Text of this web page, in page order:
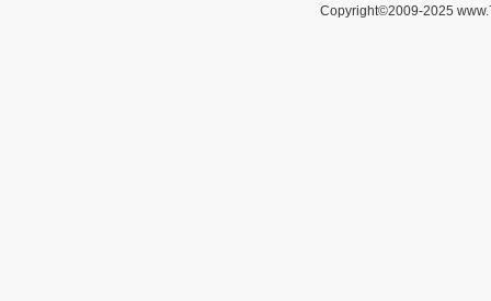
Copyright©2009-2025